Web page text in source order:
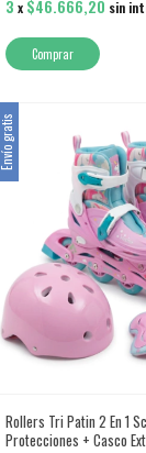
3 x $46.666,20 sin
Comprar
Envío gratis
Rollers Tri Patin 2 En 1
Protecciones + Casco